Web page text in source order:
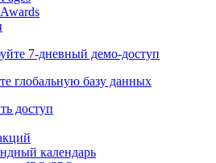
7-дневный демо-доступ
глобальную базу данных
доступ
календарь